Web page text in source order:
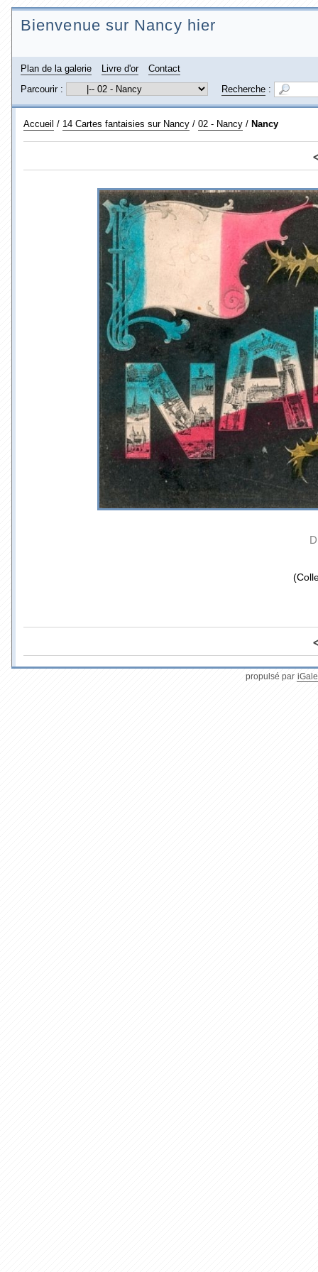
Bienvenue sur Nancy hier
Plan de la galerie Livre d'or
Contact
Parcourir :
Recherche :
Accueil / 14 Cartes fantaisies sur Nancy / 02 - Nancy / Nancy
propulsé par